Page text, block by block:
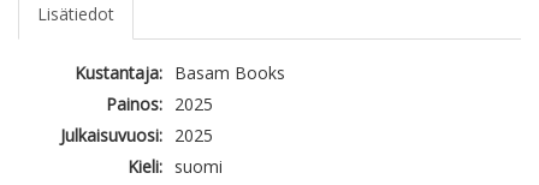
Lisätiedot
Kustantaja: Basam Books
Painos: 2025
Julkaisuvuosi: 2025
Kieli: suomi